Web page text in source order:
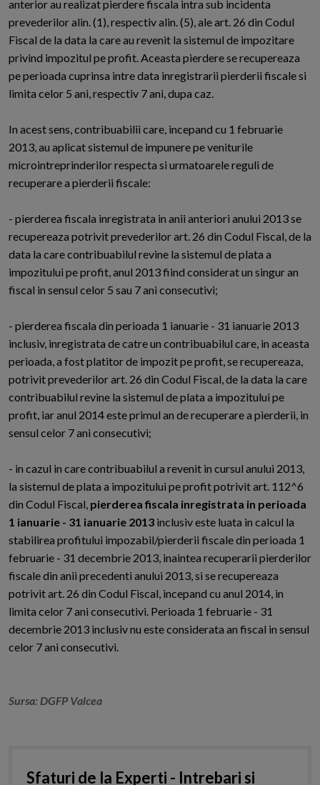
anterior au realizat pierdere fiscala intra sub incidenta
prevederilor alin. (1), respectiv alin. (5), ale art. 26 din Codul
Fiscal de la data la care au revenit la sistemul de impozitare
privind impozitul pe profit. Aceasta pierdere se recupereaza
pe perioada cuprinsa intre data inregistrarii pierderii fiscale si
limita celor 5 ani, respectiv 7 ani, dupa caz.
In acest sens, contribuabilii care, incepand cu 1 februarie
2013, au aplicat sistemul de impunere pe veniturile
microintreprinderilor respecta si urmatoarele reguli de
recuperare a pierderii fiscale:
- pierderea fiscala inregistrata in anii anteriori anului 2013 se
recupereaza potrivit prevederilor art. 26 din Codul Fiscal, de la
data la care contribuabilul revine la sistemul de plata a
impozitului pe profit, anul 2013 fiind considerat un singur an
fiscal in sensul celor 5 sau 7 ani consecutivi;
- pierderea fiscala din perioada 1 ianuarie - 31 ianuarie 2013
inclusiv, inregistrata de catre un contribuabilul care, in aceasta
perioada, a fost platitor de impozit pe profit, se recupereaza,
potrivit prevederilor art. 26 din Codul Fiscal, de la data la care
contribuabilul revine la sistemul de plata a impozitului pe
profit, iar anul 2014 este primul an de recuperare a pierderii, in
sensul celor 7 ani consecutivi;
- in cazul in care contribuabilul a revenit in cursul anului 2013,
la sistemul de plata a impozitului pe profit potrivit art. 112^6
din Codul Fiscal, pierderea fiscala inregistrata in perioada
1 ianuarie - 31 ianuarie 2013 inclusiv este luata in calcul la
stabilirea profitului impozabil/pierderii fiscale din perioada 1
februarie - 31 decembrie 2013, inaintea recuperarii pierderilor
fiscale din anii precedenti anului 2013, si se recupereaza
potrivit art. 26 din Codul Fiscal, incepand cu anul 2014, in
limita celor 7 ani consecutivi. Perioada 1 februarie - 31
decembrie 2013 inclusiv nu este considerata an fiscal in sensul
celor 7 ani consecutivi.
Sursa: DGFP Valcea
Sfaturi de la Experti - Intrebari si